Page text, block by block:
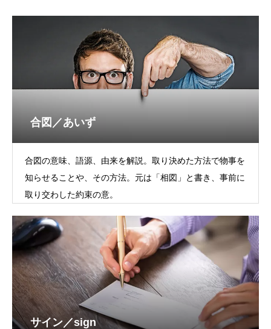
合図／あいず
合図の意味、語源、由来を解説。取り決めた方法で物事を
知らせることや、その方法。元は「相図」と書き、事前に
取り交わした約束の意。
サイン／sign